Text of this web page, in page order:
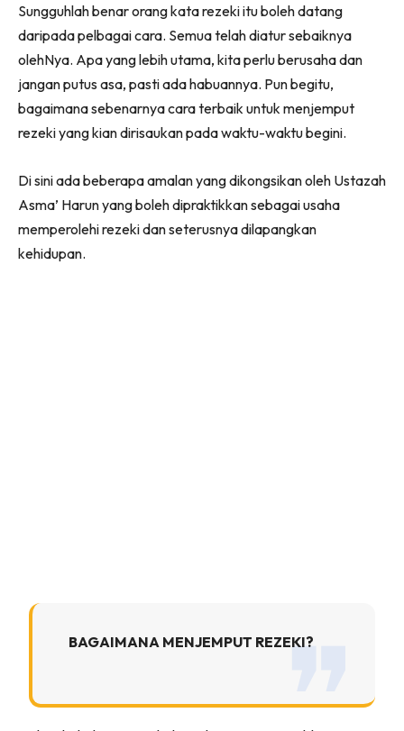
(Twitter)
Sungguhlah benar orang kata rezeki itu boleh datang
daripada pelbagai cara. Semua telah diatur sebaiknya
olehNya. Apa yang lebih utama, kita perlu berusaha dan
jangan putus asa, pasti ada habuannya. Pun begitu,
bagaimana sebenarnya cara terbaik untuk menjemput
rezeki yang kian dirisaukan pada waktu-waktu begini.
Di sini ada beberapa amalan yang dikongsikan oleh Ustazah
Asma’ Harun yang boleh dipraktikkan sebagai usaha
memperolehi rezeki dan seterusnya dilapangkan
kehidupan.
BAGAIMANA MENJEMPUT REZEKI?